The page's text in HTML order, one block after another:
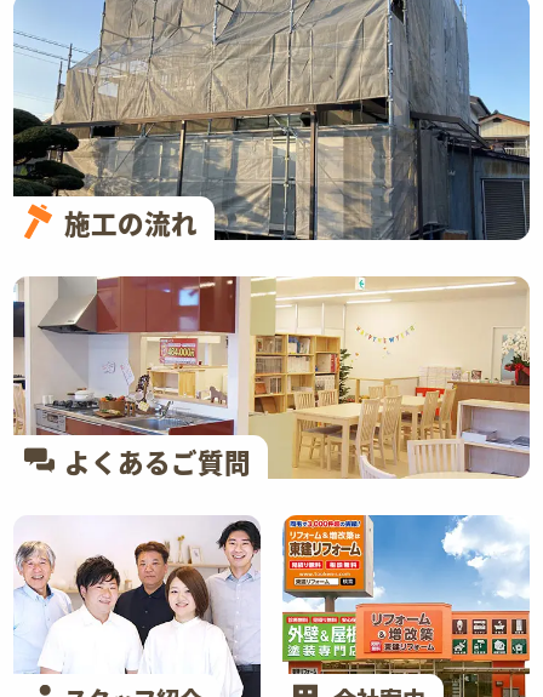
施工の流れ
よくあるご質問